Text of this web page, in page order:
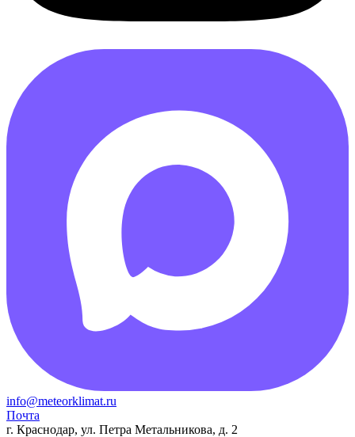
info@meteorklimat.ru
Почта
г. Краснодар, ул. Петра Метальникова, д. 2